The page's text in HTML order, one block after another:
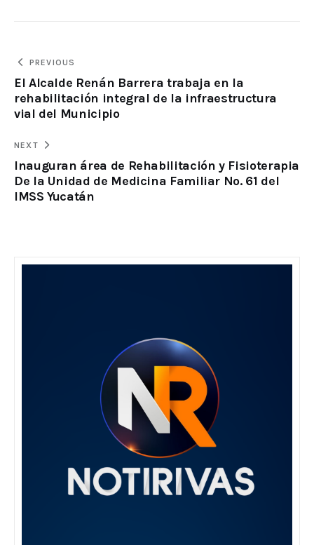
PREVIOUS
El Alcalde Renán Barrera trabaja en la
rehabilitación integral de la infraestructura
vial del Municipio
NEXT
Inauguran área de Rehabilitación y Fisioterapia
De la Unidad de Medicina Familiar No. 61 del
IMSS Yucatán